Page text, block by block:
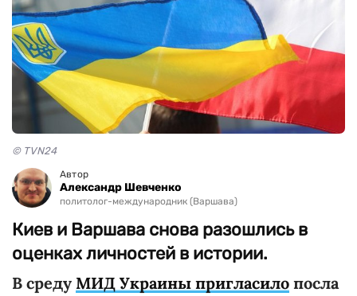
© TVN24
Автор
Александр Шевченко
политолог-международник (Варшава)
Киев и Варшава снова разошлись в
оценках личностей в истории.
В среду МИД Украины пригласило посла